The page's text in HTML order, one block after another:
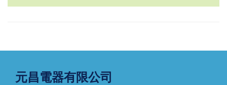
元昌電器有限公司